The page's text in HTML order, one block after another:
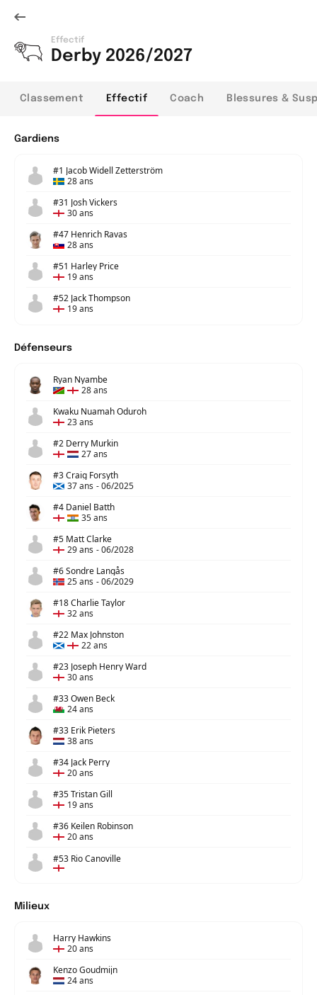
Effectif
Derby 2026/2027
Classement Effectif Coach Blessures &
Gardiens
#1 Jacob Widell Zetterström
28 ans
#31 Josh Vickers
30 ans
#47 Henrich Ravas
28 ans
#51 Harley Price
19 ans
#52 Jack Thompson
19 ans
Défenseurs
Ryan Nyambe
28 ans
Kwaku Nuamah Oduroh
23 ans
#2 Derry Murkin
27 ans
#3 Craig Forsyth
37 ans -06/2025
#4 Daniel Batth
35 ans
#5 Matt Clarke
29 ans -06/2028
#6 Sondre Langås
25 ans -06/2029
#18 Charlie Taylor
32 ans
#22 Max Johnston
22 ans
#23 Joseph Henry Ward
30 ans
#33 Owen Beck
24 ans
#33 Erik Pieters
38 ans
#34 Jack Perry
20 ans
#35 Tristan Gill
19 ans
#36 Keilen Robinson
20 ans
#53 Rio Canoville
Milieux
Harry Hawkins
20 ans
Kenzo Goudmijn
24 ans